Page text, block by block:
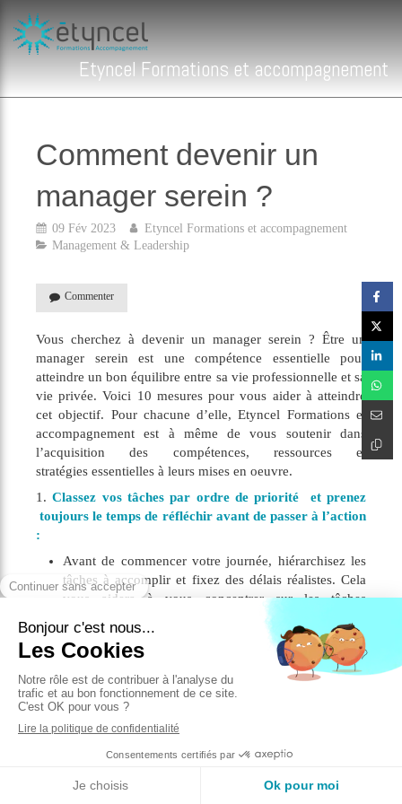
Etyncel Formations et accompagnement
Comment devenir un
manager serein ?
09 Fév 2023
Etyncel Formations et accompagnement
Management & Leadership
Commenter
Vous cherchez à devenir un manager serein ? Être un
manager serein est une compétence essentielle pour
atteindre un bon équilibre entre sa vie professionnelle et sa
vie privée. Voici 10 mesures pour vous aider à atteindre
cet objectif. Pour chacune d’elle, Etyncel Formations et
accompagnement est à même de vous soutenir dans
l’acquisition des compétences, ressources et
stratégies essentielles à leurs mises en oeuvre.
1.Classez vos tâches par ordre de priorité et prenez
toujours le temps de réfléchir avant de passer à l’action
:
Avant de commencer votre journée, hiérarchisez les
tâches à accomplir et fixez des délais réalistes. Cela
vous aidera à vous concentrer sur les tâches
importantes et à éviter de vous sentir débordé.
Essayez de vous fixer des objectifs raisonnables que
vous pouvez atteindre sans vous sentir stressé.
En amont d'un projet ou d'une tâche, prenez le temps
de réfléchir. Pensez à ce que vous voulez vraiment
réaliser et à la manière dont vous pourriez y parvenir
dans le calme.
Faites des pauses régulières et prenez du temps pour
d'une pause plus longue, assurez-vous de prendre le temps